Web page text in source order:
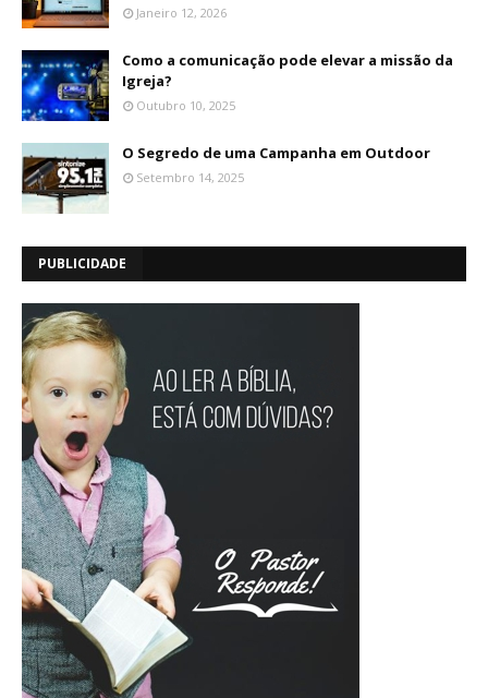
Janeiro 12, 2026
Como a comunicação pode elevar a missão da
Igreja?
Outubro 10, 2025
O Segredo de uma Campanha em Outdoor
Setembro 14, 2025
PUBLICIDADE